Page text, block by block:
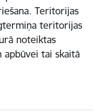
Teritorijas
teritorijas
noteiktas
apbūvei tai skaitā